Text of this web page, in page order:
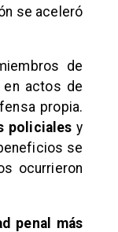
se aceleró
de
en actos de
propia.
policiales y
se
ocurrieron
penal más